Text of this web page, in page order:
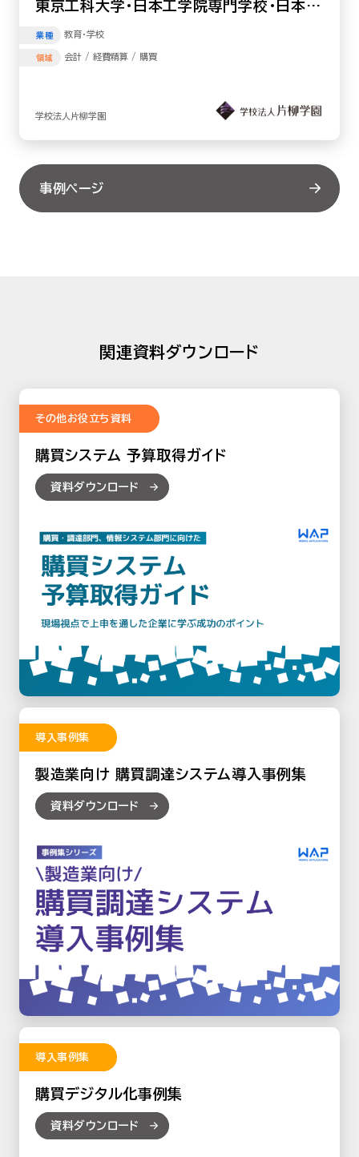
東京工科大学・日本工学院専門学校・日本工
業種 教育･学校
領域 会計 / 経費精算 / 購買
学校法人片柳学園
事例ページ
関連資料ダウンロード
その他お役立ち資料
購買システム 予算取得ガイド
資料ダウンロード
導入事例集
製造業向け 購買調達システム導入事例集
資料ダウンロード
導入事例集
購買デジタル化事例集
資料ダウンロード